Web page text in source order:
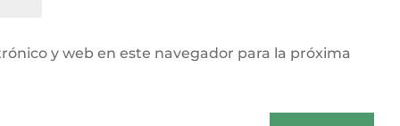
y web en este navegador para la próxima